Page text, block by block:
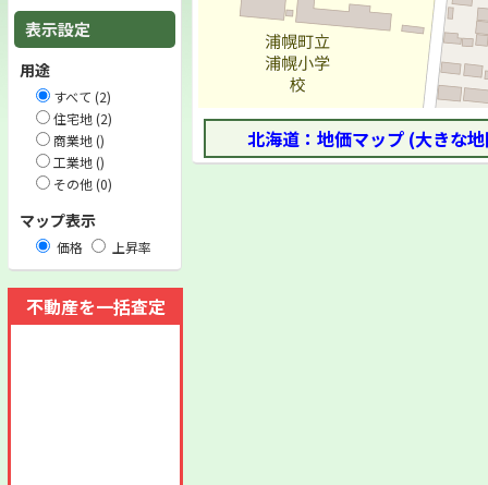
表示設定
用途
すべて (2)
住宅地 (2)
商業地 ()
工業地 ()
その他 (0)
マップ表示
価格 上昇率
不動産を一括査定
北海道：地価マップ (大きな